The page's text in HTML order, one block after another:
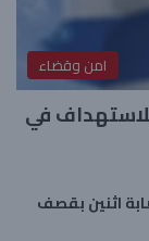
امن وقضاء
في
اثنين بقصف